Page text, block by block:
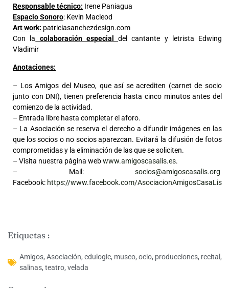
Responsable técnico: Irene Paniagua
Espacio Sonoro: Kevin Macleod
Art work: patriciasanchezdesign.com
Con la colaboración especial del cantante y letrista Edwing
Vladimir
Anotaciones:
– Los Amigos del Museo, que así se acrediten (carnet de socio
junto con DNI), tienen preferencia hasta cinco minutos antes del
comienzo de la actividad.
– Entrada libre hasta completar el aforo.
– La Asociación se reserva el derecho a difundir imágenes en las
que los socios o no socios aparezcan. Evitará la difusión de fotos
comprometidas y la eliminación de las que se soliciten.
– Visita nuestra página webwww.amigoscasalis.es.
– Mail: socios@amigoscasalis.org
Facebook: https://www.facebook.com/AsociacionAmigosCasaLis
Etiquetas :
Amigos, Asociación, edulogic, museo, ocio, producciones, recital ,
salinas, teatro, velada